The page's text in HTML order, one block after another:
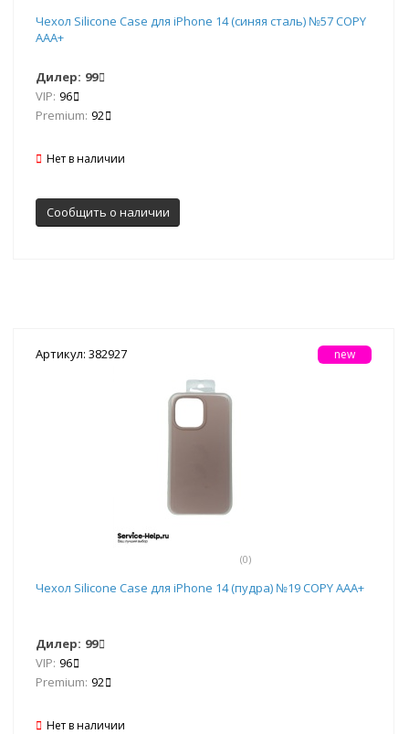
Чехол Silicone Case для iPhone 14 (синяя сталь) №57 COPY
AAA+
Дилер: 99
VIP: 96
Premium: 92
Нет в наличии
Сообщить о наличии
Артикул: 382927
(0)
new
Чехол Silicone Case для iPhone 14 (пудра) №19 COPY AAA+
Дилер: 99
VIP: 96
Premium: 92
Нет в наличии